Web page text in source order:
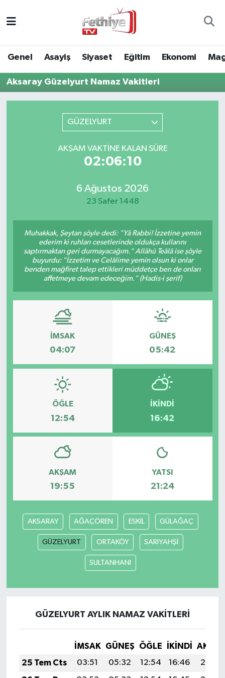
Genel Asayiş Siyaset Eğitim Ekonomi
Aksaray Güzelyurt Namaz Vakitleri
GÜZELYURT
AKŞAM VAKTINE KALAN SÜRE
02:06:10
6 Ağustos 2026
23 Safer 1448
Muhakkak, Şeytan şöyle dedi: "Yâ Rabbi! İzzetine yemin
ederim ki ruhları cesetlerinde oldukça kullarını
saptırmaktan geri durmayacağım." Allâhü Teâlâ ise şöyle
buyurdu: "İzzetim ve Celâlime yemin olsun ki onlar
benden mağfiret talep ettikleri müddetçe ben de onları
affetmeye devam edeceğim." (Hadis-i şerif)
İMSAK
04:07
GÜNEŞ
05:42
ÖĞLE
12:54
İKINDI
16:42
AKŞAM
19:55
YATSI
21:24
AKSARAY AĞAÇÖREN ESKİL GÜLAĞAÇ
GÜZELYURT ORTAKÖY SARIYAHŞİ
SULTANHANI
GÜZELYURT AYLIK NAMAZ VAKITLERI
İMSAK GÜNEŞ ÖĞLE İKINDI
25 Tem Cts
03:51 05:32 12:54 16:46
20:06
Turizm
Muğla Hava Durumu
Muğla Trafik Yoğunluk Haritası
Tüm Manşetler
Son Dakika Haberleri